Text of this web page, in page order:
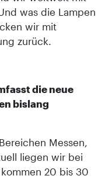
was die Lampen
wir mit
zurück.
die neue
bislang
Messen,
liegen wir bei
20 bis 30